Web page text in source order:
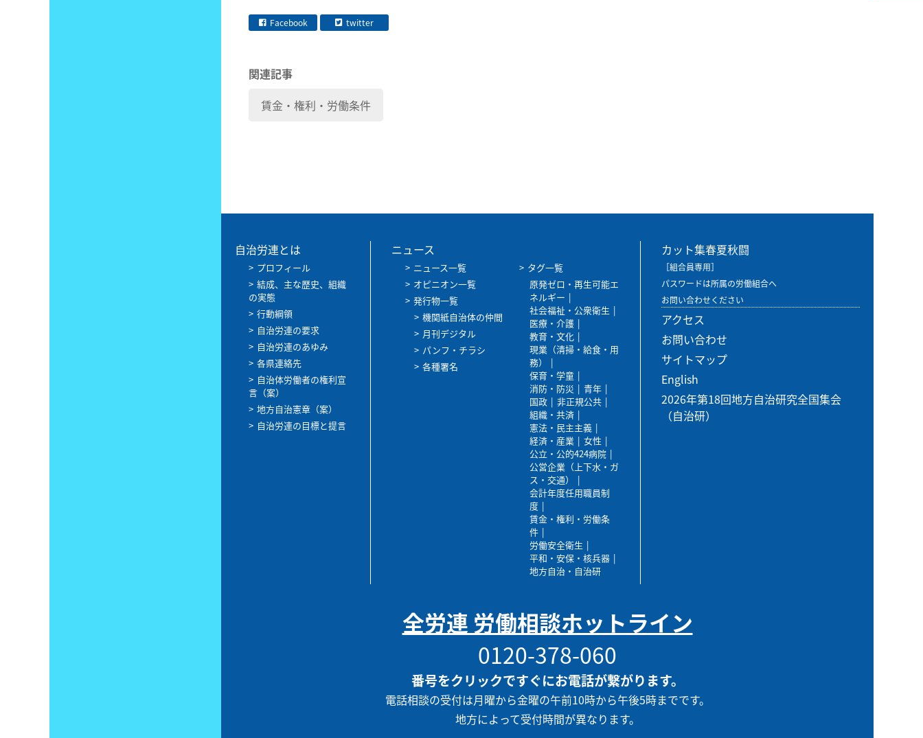
Facebook twitter
関連記事
賃金・権利・労働条件
自治労連とは
プロフィール
結成、主な歴史、組織
の実態
行動綱領
自治労連の要求
自治労連のあゆみ
各県連絡先
自治体労働者の権利宣
言（案）
地方自治憲章（案）
自治労連の目標と提言
ニュース
ニュース一覧
オピニオン一覧
発行物一覧
機関紙自治体の仲間
月刊デジタル
パンフ・チラシ
各種署名
タグ一覧
原発ゼロ・再生可能エ
ネルギー
社会福祉・公衆衛生
医療・介護
教育・文化
現業（清掃・給食・用
務）
保育・学童
消防・防災
青年
国政
非正規公共
組織・共済
憲法・民主主義
経済・産業
女性
公立・公的424病院
公営企業（上下水・ガ
ス・交通）
会計年度任用職員制
度
賃金・権利・労働条
件
労働安全衛生
平和・安保・核兵器
地方自治・自治研
カット集春夏秋闘
［組合員専用］
パスワードは所属の労働組合へ
お問い合わせください
アクセス
お問い合わせ
サイトマップ
English
2026年第18回地方自治研究全国集会
（自治研）
全労連 労働相談ホットライン
0120-378-060
番号をクリックですぐにお電話が繋がります。
電話相談の受付は月曜から金曜の午前10時から午後5時までです。
地方によって受付時間が異なります。